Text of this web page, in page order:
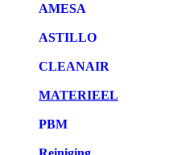
AMESA
ASTILLO
CLEANAIR
MATERIEEL
PBM